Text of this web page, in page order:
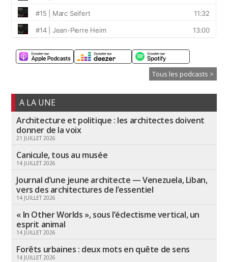
Tous les podcasts >
A LA UNE
Architecture et politique : les architectes doivent
donner de la voix
21 JUILLET 2026
Canicule, tous au musée
14 JUILLET 2026
Journal d’une jeune architecte — Venezuela, Liban,
vers des architectures de l’essentiel
14 JUILLET 2026
« In Other Worlds », sous l’éclectisme vertical, un
esprit animal
14 JUILLET 2026
Forêts urbaines : deux mots en quête de sens
14 JUILLET 2026